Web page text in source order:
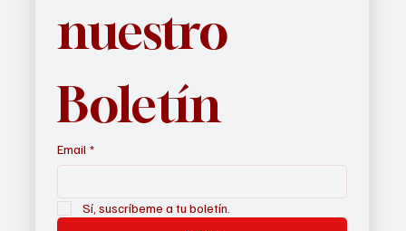
nuestro
Boletín
Email *
Sí, suscríbeme a tu boletín.